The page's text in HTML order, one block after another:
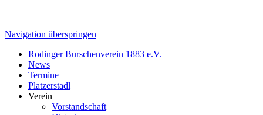
Navigation überspringen
Rodinger Burschenverein 1883 e.V.
News
Termine
Platzerstadl
Verein
Vorstandschaft